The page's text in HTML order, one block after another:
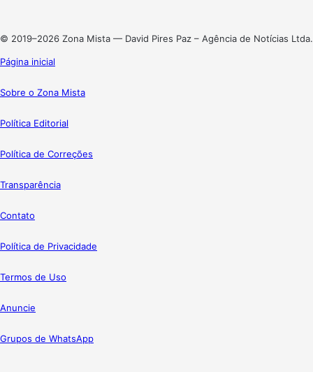
© 2019–2026 Zona Mista — David Pires Paz – Agência de Notícias Ltda.
Página inicial
Sobre o Zona Mista
Política Editorial
Política de Correções
Transparência
Contato
Política de Privacidade
Termos de Uso
Anuncie
Grupos de WhatsApp